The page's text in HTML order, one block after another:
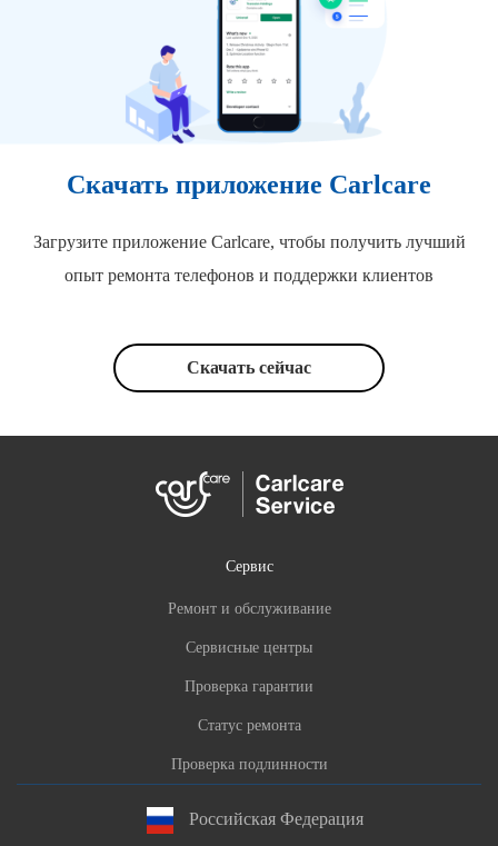
Скачать приложение Carlcare
Загрузите приложение Carlcare, чтобы получить лучший
опыт ремонта телефонов и поддержки клиентов
Скачать сейчас
Сервис
Ремонт и обслуживание
Сервисные центры
Проверка гарантии
Статус ремонта
Проверка подлинности
Российская Федерация